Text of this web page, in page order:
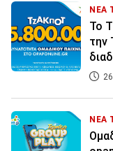
ΝΕΑ
Το
την
ΝΕΑ